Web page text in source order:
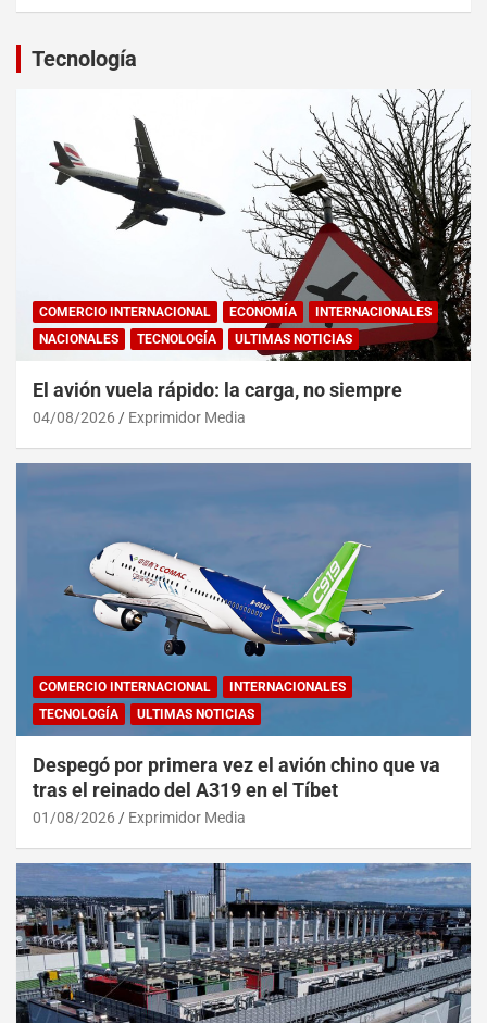
Tecnología
COMERCIO INTERNACIONAL ECONOMÍA
INTERNACIONALES
NACIONALES
TECNOLOGÍA ULTIMAS NOTICIAS
El avión vuela rápido: la carga, no siempre
04/08/2026 Exprimidor Media
COMERCIO INTERNACIONAL
INTERNACIONALES
TECNOLOGÍA
ULTIMAS NOTICIAS
Despegó por primera vez el avión chino que va
tras el reinado del A319 en el Tíbet
01/08/2026 Exprimidor Media